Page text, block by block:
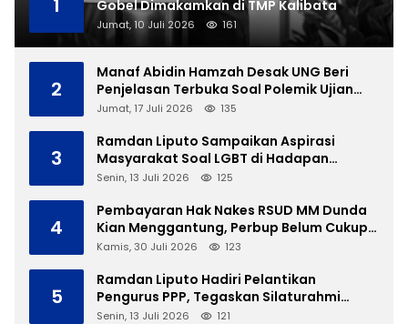
1
Gobel Dimakamkan di TMP Kalibata
Jumat, 10 Juli 2026 161
2
Manaf Abidin Hamzah Desak UNG Beri
Penjelasan Terbuka Soal Polemik Ujian
Skripsi Mahasiswi
Jumat, 17 Juli 2026 135
3
Ramdan Liputo Sampaikan Aspirasi
Masyarakat Soal LGBT di Hadapan
Gubernur Gusnar
Senin, 13 Juli 2026 125
4
Pembayaran Hak Nakes RSUD MM Dunda
Kian Menggantung, Perbup Belum Cukup
Tanpa Direktur Definitif
Kamis, 30 Juli 2026 123
5
Ramdan Liputo Hadiri Pelantikan
Pengurus PPP, Tegaskan Silaturahmi
Antarpartai Kunci Membangun Gorontalo
Senin, 13 Juli 2026 121